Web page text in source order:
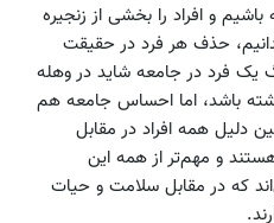
و افراد را بخشی از زنجیره
حذف هر فرد در حقیقت
یک فرد در جامعه شاید در وهله
باشد، اما احساس جامعه هم
دلیل همه افراد در مقابل
و مهم‌تر از همه این
که در مقابل سلامت و حیات